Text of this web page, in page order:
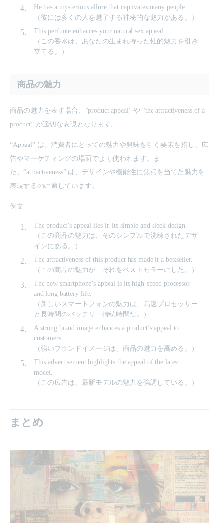
He has a mysterious allure that captivates many people.
（彼には多くの人を魅了する神秘的な魅力がある。）
This perfume enhances your natural sex appeal.
（この香水は、あなたの生まれ持った性的魅力を引き
立てる。）
商品の魅力
商品の魅力を表す場合、”product appeal” や “the attractiveness of a
product” が適切な表現となります。
“Appeal” は、消費者にとっての魅力や興味を引く要素を指し、広
告やマーケティングの場面でよく使われます。ま
た、”attractiveness” は、デザインや機能性に焦点を当てた魅力を
表現するのに適しています。
例文
The product’s appeal lies in its simple and sleek design.
（この商品の魅力は、そのシンプルで洗練されたデザ
インにある。）
The attractiveness of this product has made it a bestseller.
（この商品の魅力が、それをベストセラーにした。）
The new smartphone’s appeal is its high-speed processor
and long battery life.
（新しいスマートフォンの魅力は、高速プロセッサー
と長時間のバッテリー持続時間だ。）
A strong brand image enhances a product’s appeal to
customers.
（強いブランドイメージは、商品の魅力を高める。）
This advertisement highlights the appeal of the latest
model.
（この広告は、最新モデルの魅力を強調している。）
まとめ